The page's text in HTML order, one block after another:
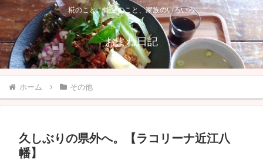
糀のこと、能登のこと、家族のいろいろ
およね日記
ホーム その他
久しぶりの県外へ。【ラコリーナ近江八
幡】